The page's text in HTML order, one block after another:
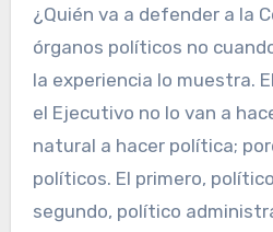
¿Quién va a defender a la
órganos políticos no
la experiencia lo muestra.
el Ejecutivo no lo van a
natural a hacer política;
políticos. El primero,
segundo, político